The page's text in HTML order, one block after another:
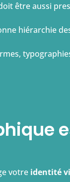
être aussi
hiérarchie
votre identité